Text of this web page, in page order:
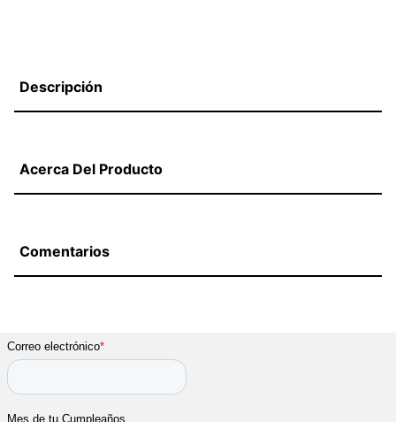
Descripción
Acerca Del Producto
Comentarios